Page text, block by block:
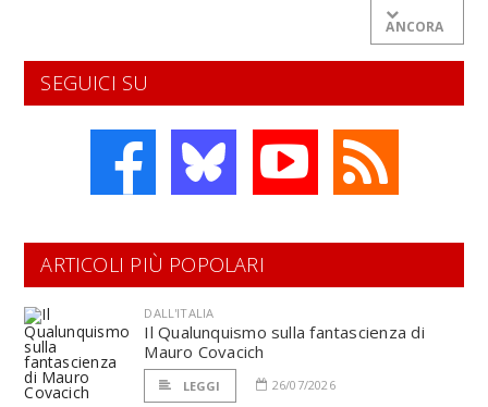
ANCORA
SEGUICI SU
ARTICOLI PIÙ POPOLARI
DALL'ITALIA
Il Qualunquismo sulla fantascienza di
Mauro Covacich
LEGGI 26/07/2026